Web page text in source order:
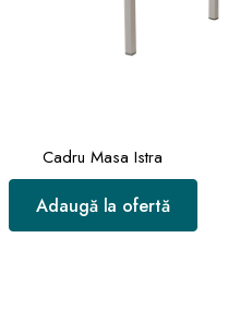
Cadru Masa Istra
Adaugă la ofertă